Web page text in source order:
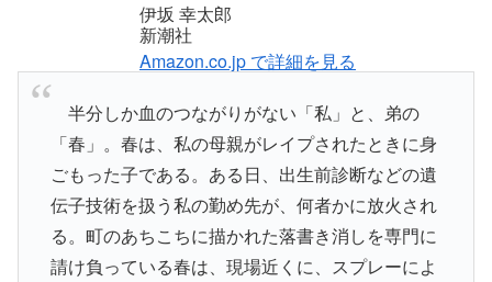
伊坂 幸太郎
新潮社
Amazon.co.jp で詳細を見る
半分しか血のつながりがない「私」と、弟の
「春」。春は、私の母親がレイプされたときに身
ごもった子である。ある日、出生前診断などの遺
伝子技術を扱う私の勤め先が、何者かに放火され
る。町のあちこちに描かれた落書き消しを専門に
請け負っている春は、現場近くに、スプレーによ